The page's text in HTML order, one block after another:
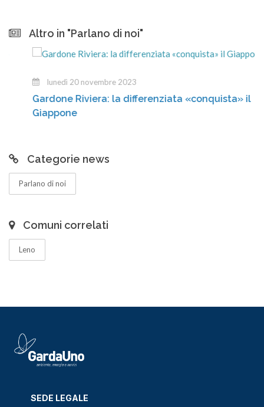
Altro in "Parlano di noi"
lunedì 20 novembre 2023
Gardone Riviera: la differenziata «conquista» il
Giappone
Categorie news
Parlano di noi
Comuni correlati
Leno
SEDE LEGALE